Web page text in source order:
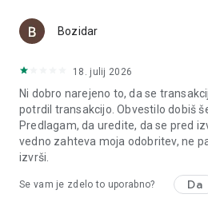
napravah, ki niso zavarovane z vsaj
elementom, kot sta geslo ali prstni
tovarniškimi nastavitvami oziroma
spremenjeno prednastavljeno
Več informacij?
Postopek za začetek uporabe je
si lahko preberete na
finance/dh-denarnik ali pa nam
kontaktni.center@dh.si.
Bozidar
18. julij 2026
Ni dobro narejeno to, da se
potrdil transakcijo. Obvestilo dobiš
Predlagam, da uredite, da se pred
vedno zahteva moja odobritev, ne
izvrši.
Se vam je zdelo to uporabno? Da